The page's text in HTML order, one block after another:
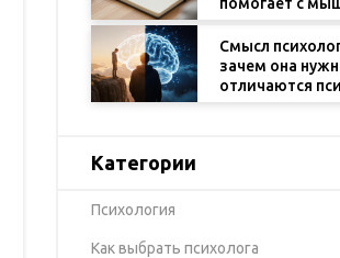
памятью и
Смысл
зачем она
отличаются
Категории
Психология
Как выбрать психолога